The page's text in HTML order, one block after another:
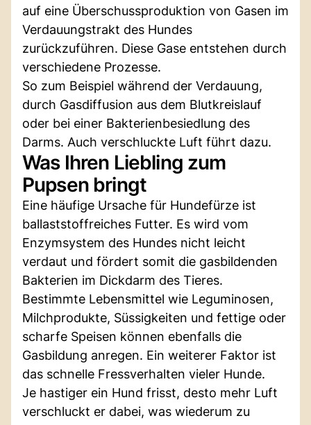
auf eine Überschussproduktion von Gasen im
Verdauungstrakt des Hundes
zurückzuführen. Diese Gase entstehen durch
verschiedene Prozesse.
So zum Beispiel während der Verdauung,
durch Gasdiffusion aus dem Blutkreislauf
oder bei einer Bakterienbesiedlung des
Darms. Auch verschluckte Luft führt dazu.
Was Ihren Liebling zum
Pupsen bringt
Eine häufige Ursache für Hundefürze ist
ballaststoffreiches Futter. Es wird vom
Enzymsystem des Hundes nicht leicht
verdaut und fördert somit die gasbildenden
Bakterien im Dickdarm des Tieres.
Bestimmte Lebensmittel wie Leguminosen,
Milchprodukte, Süssigkeiten und fettige oder
scharfe Speisen können ebenfalls die
Gasbildung anregen. Ein weiterer Faktor ist
das schnelle Fressverhalten vieler Hunde.
Je hastiger ein Hund frisst, desto mehr Luft
verschluckt er dabei, was wiederum zu